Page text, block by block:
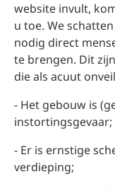
website invult,
u toe. We
nodig direct
te brengen. Dit
die als acuut
- Het gebouw is
instortingsgevaar;
- Er is ernstige
verdieping;